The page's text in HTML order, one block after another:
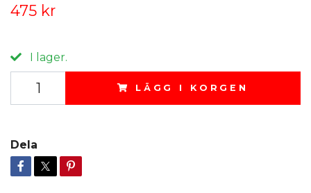
475 kr
I lager.
LÄGG I KORGEN
Dela